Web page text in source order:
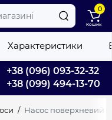
+38 (096) 093-32-32
+38 (099) 494-13-70
0
Кошик
Насос поверхневий
Характеристики